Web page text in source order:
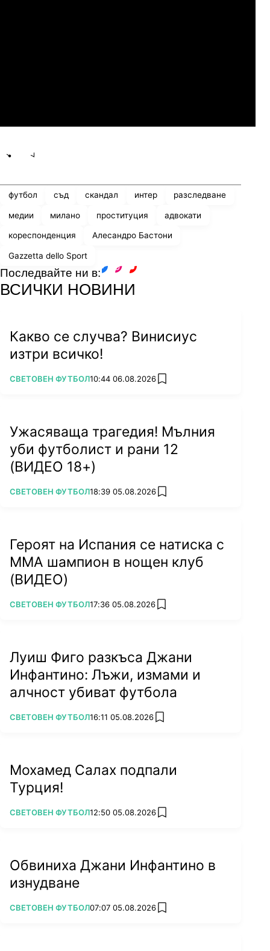
футбол съд скандал интер разследване
медии милано проституция адвокати
кореспонденция Алесандро Бастони
Gazzetta dello Sport
Последвайте ни в:
ВСИЧКИ НОВИНИ
Какво се случва? Винисиус
изтри всичко!
ПОВЕЧЕ ОТ
СВЕТОВЕН ФУТБОЛ10:44 06.08.2026 add favorites
Ужасяваща трагедия! Мълния
уби футболист и рани 12
(ВИДЕО 18+)
ПОВЕЧЕ ОТ
СВЕТОВЕН ФУТБОЛ18:39 05.08.2026 add favorites
Героят на Испания се натиска с
ММА шампион в нощен клуб
(ВИДЕО)
ПОВЕЧЕ ОТ
СВЕТОВЕН ФУТБОЛ17:36 05.08.2026 add favorites
Луиш Фиго разкъса Джани
Инфантино: Лъжи, измами и
алчност убиват футбола
ПОВЕЧЕ ОТ
СВЕТОВЕН ФУТБОЛ16:11 05.08.2026 add favorites
Мохамед Салах подпали
Турция!
ПОВЕЧЕ ОТ
СВЕТОВЕН ФУТБОЛ12:50 05.08.2026 add favorites
Обвиниха Джани Инфантино в
изнудване
ПОВЕЧЕ ОТ
СВЕТОВЕН ФУТБОЛ07:07 05.08.2026 add favorites